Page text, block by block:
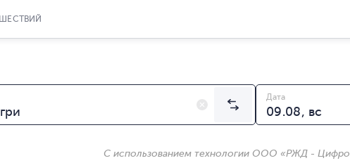
Дата
С использованием технологии ООО «РЖД -